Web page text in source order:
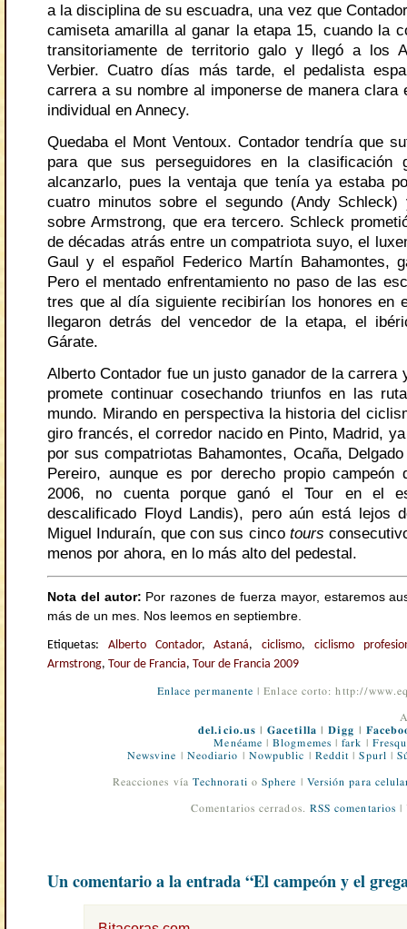
a la disciplina de su escuadra, una vez que
camiseta amarilla al ganar la etapa 15, cuando la
transitoriamente de territorio galo y llegó a los
Verbier. Cuatro días más tarde, el pedalista
carrera a su nombre al imponerse de manera clara
individual en Annecy.
Quedaba el Mont Ventoux. Contador tendría que
para que sus perseguidores en la clasificación
alcanzarlo, pues la ventaja que tenía ya estaba
cuatro minutos sobre el segundo (Andy
sobre Armstrong, que era tercero. Schleck
de décadas atrás entre un compatriota suyo, el
Gaul y el español Federico Martín Bahamontes,
Pero el mentado enfrentamiento no paso de las
tres que al día siguiente recibirían los honores en
llegaron detrás del vencedor de la etapa, el
Gárate.
Alberto Contador fue un justo ganador de la carrera
promete continuar cosechando triunfos en las
mundo. Mirando en perspectiva la historia del
giro francés, el corredor nacido en Pinto, Madrid,
por sus compatriotas Bahamontes, Ocaña,
Pereiro, aunque es por derecho propio campeón
2006, no cuenta porque ganó el Tour en el
descalificado Floyd Landis), pero aún está lejos
Miguel Induraín, que con sus cinco tours
menos por ahora, en lo más alto del pedestal.
Nota del autor: Por razones de fuerza mayor, estaremos
más de un mes. Nos leemos en septiembre.
Etiquetas: Alberto Contador,Astaná, ciclismo, ciclismo
Armstrong, Tour de Francia, Tour de Francia 2009
Enlace permanente | Enlace corto: http://
del.icio.us |Gacetilla |Digg |
Menéame |Blogmemes |fark |
Newsvine | Neodiario | Nowpublic | Reddit |Spurl |
Reacciones vía Technorati o Sphere | Versión para
Comentarios cerrados. RSS comentarios |
Un comentario a la entrada “El campeón y el